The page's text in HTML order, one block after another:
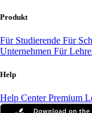
Produkt
Für Studierende Für
Unternehmen Für
Help
Help CenterPremium